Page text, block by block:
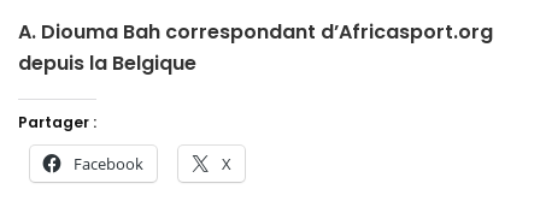
A. Diouma Bah correspondant d’Africasport.org
depuis la Belgique
Partager :
Facebook X